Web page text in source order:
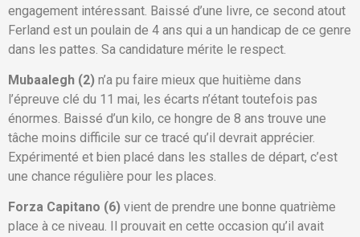
engagement intéressant. Baissé d’une livre, ce second atout
Ferland est un poulain de 4 ans qui a un handicap de ce genre
dans les pattes. Sa candidature mérite le respect.
Mubaalegh (2) n’a pu faire mieux que huitième dans
l’épreuve clé du 11 mai, les écarts n’étant toutefois pas
énormes. Baissé d’un kilo, ce hongre de 8 ans trouve une
tâche moins difficile sur ce tracé qu’il devrait apprécier.
Expérimenté et bien placé dans les stalles de départ, c’est
une chance régulière pour les places.
Forza Capitano (6) vient de prendre une bonne quatrième
place à ce niveau. Il prouvait en cette occasion qu’il avait